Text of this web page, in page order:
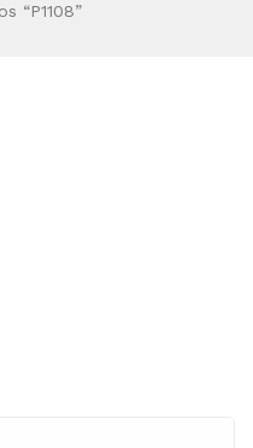
“P1108”